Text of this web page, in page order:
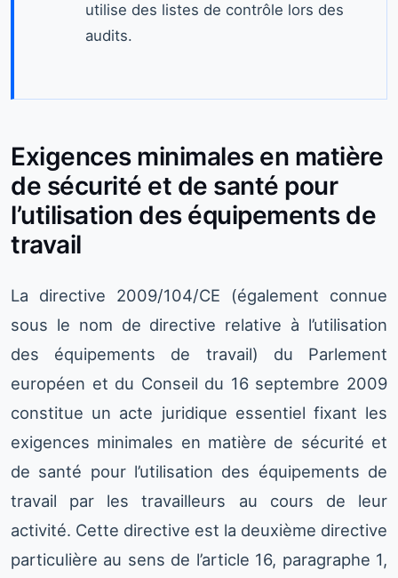
utilise des listes de contrôle lors des
audits.
Exigences minimales en matière
de sécurité et de santé pour
l’utilisation des équipements de
travail
La directive 2009/104/CE (également connue
sous le nom de directive relative à l’utilisation
des équipements de travail) du Parlement
européen et du Conseil du 16 septembre 2009
constitue un acte juridique essentiel fixant les
exigences minimales en matière de sécurité et
de santé pour l’utilisation des équipements de
travail par les travailleurs au cours de leur
activité. Cette directive est la deuxième directive
particulière au sens de l’article 16, paragraphe 1,